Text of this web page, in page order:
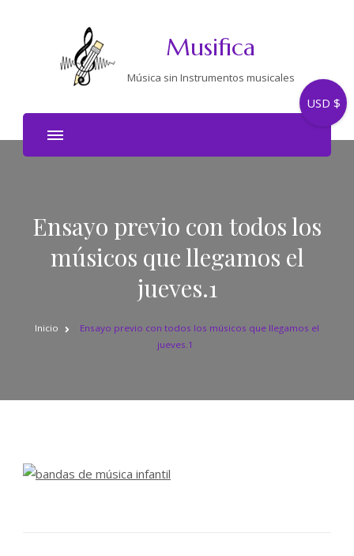
Musifica
Música sin Instrumentos musicales
Ensayo previo con todos los
músicos que llegamos el
jueves.1
Inicio
Ensayo previo con todos los músicos que llegamos el
jueves.1
USD $